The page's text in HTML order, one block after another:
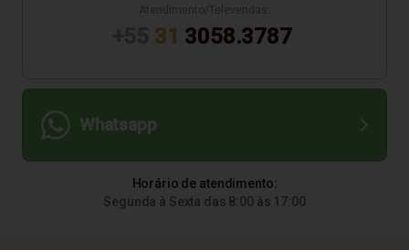
31 3058.3787
Whatsapp
Horário de atendimento:
Segunda à Sexta das 8:00 às 17:00